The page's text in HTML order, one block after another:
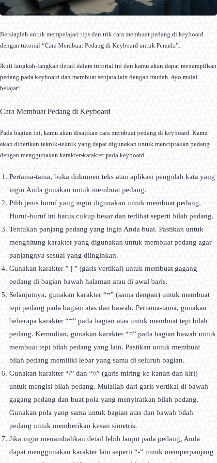
Bersiaplah untuk mempelajari tips dan trik cara membuat pedang di keyboard
dengan tutorial “Cara Membuat Pedang di Keyboard untuk Pemula”.
Ikuti langkah-langkah detail dalam tutorial ini dan kamu akan dapat menampilkan
pedang pada keyboard dan membuat senjata lain dengan mudah. Ayo mulai
belajar!
Cara Membuat Pedang di Keyboard
Pada bagian ini, kamu akan disajikan cara membuat pedang di keyboard. Kamu
akan diberikan teknik-teknik yang dapat digunakan untuk menciptakan pedang
dengan menggunakan karakter-karakter pada keyboard.
Pertama-tama, buka dokumen teks atau aplikasi pengolah kata yang
ingin Anda gunakan untuk membuat pedang.
Pilih jenis huruf yang ingin digunakan untuk membuat pedang.
Huruf-huruf ini harus cukup besar dan terlihat seperti bilah pedang.
Tentukan panjang pedang yang ingin Anda buat. Pastikan untuk
menghitung karakter yang digunakan untuk membuat pedang agar
panjangnya sesuai yang diinginkan.
Gunakan karakter ” | ” (garis vertikal) untuk membuat gagang
pedang di bagian bawah halaman atau di awal baris.
Selanjutnya, gunakan karakter “=” (sama dengan) untuk membuat
tepi pedang pada bagian atas dan bawah. Pertama-tama, gunakan
beberapa karakter “=” pada bagian atas untuk membuat tepi bilah
pedang. Kemudian, gunakan karakter “=” pada bagian bawah untuk
membuat tepi bilah pedang yang lain. Pastikan untuk membuat
bilah pedang memiliki lebar yang sama di seluruh bagian.
Gunakan karakter “/” dan “\\” (garis miring ke kanan dan kiri)
untuk mengisi bilah pedang. Mulailah dari garis vertikal di bawah
gagang pedang dan buat pola yang menyiratkan bilah pedang.
Gunakan pola yang sama untuk bagian atas dan bawah bilah
pedang untuk memberikan kesan simetris.
Jika ingin menambahkan detail lebih lanjut pada pedang, Anda
dapat menggunakan karakter lain seperti “-” untuk memperpanjang